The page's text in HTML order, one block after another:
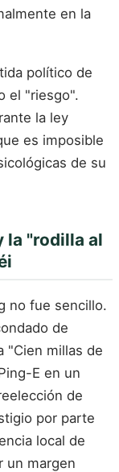
en la
político de
el "riesgo".
la ley
es imposible
de su
la "rodilla al
no fue sencillo.
de
"Cien millas de
E en un
de
por parte
local de
un margen